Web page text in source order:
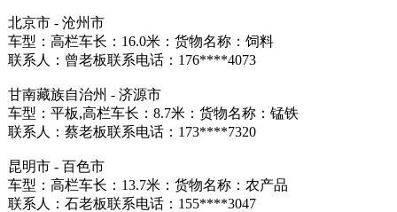
北京市 - 沧州市
车型：高栏车长：16.0米：货物名称：饲料
联系人：曾老板联系电话：176****4073
甘南藏族自治州 - 济源市
车型：平板,高栏车长：8.7米：货物名称：锰铁
联系人：蔡老板联系电话：173****7320
昆明市 - 百色市
车型：高栏车长：13.7米：货物名称：农产品
联系人：石老板联系电话：155****3047